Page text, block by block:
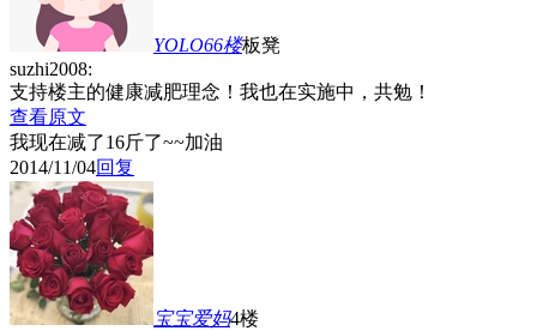
YOLO66楼板凳
suzhi2008:
支持楼主的健康减肥理念！我也在实施中，共勉！
查看原文
我现在减了16斤了~~加油
2014/11/04回复
宝宝爱妈4楼